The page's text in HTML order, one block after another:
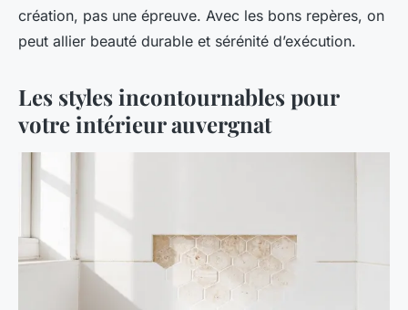
création, pas une épreuve. Avec les bons repères, on
peut allier beauté durable et sérénité d’exécution.
Les styles incontournables pour
votre intérieur auvergnat